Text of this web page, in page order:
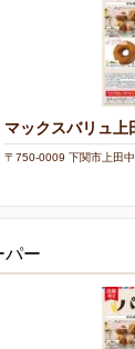
マックスバリュ上
〒750-0009 下関市上田
パー